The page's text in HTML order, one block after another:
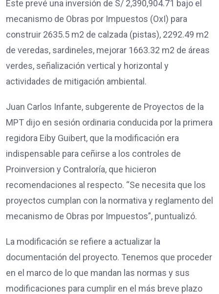
Este prevé una inversión de S/ 2,390,904.71 bajo el
mecanismo de Obras por Impuestos (OxI) para
construir 2635.5 m2 de calzada (pistas), 2292.49 m2
de veredas, sardineles, mejorar 1663.32 m2 de áreas
verdes, señalización vertical y horizontal y
actividades de mitigación ambiental.
Juan Carlos Infante, subgerente de Proyectos de la
MPT dijo en sesión ordinaria conducida por la primera
regidora Eiby Guibert, que la modificación era
indispensable para ceñirse a los controles de
Proinversion y Contraloría, que hicieron
recomendaciones al respecto. “Se necesita que los
proyectos cumplan con la normativa y reglamento del
mecanismo de Obras por Impuestos”, puntualizó.
La modificación se refiere a actualizar la
documentación del proyecto. Tenemos que proceder
en el marco de lo que mandan las normas y sus
modificaciones para cumplir en el más breve plazo